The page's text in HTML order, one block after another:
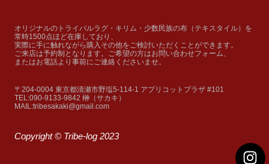
オリジナルのトライバルラグ・キリム・少数民族の布（テキスタイル）を
常時1500点ほど在庫しており、
実際に手に触れながら購入その他をご検討いただくことができます。
ご来店は予約制となります。ご希望の方はお問い合わせフォーム、
またはお電話より事前にご連絡くださいませ。
〒204-0004 東京都清瀬市野塩5-114-1 アプリコットプラザ #101
TEL:090-9133-9842 榊（サカキ）
MAIL:tribesakaki@gmail.com
Copyright © Tribe-log 2023